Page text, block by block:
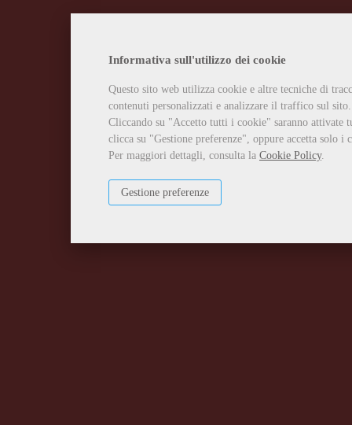
Informativa sull'utilizzo dei cookie
Questo sito web utilizza cookie e altre tecniche di
contenuti personalizzati e analizzare il traffico sul sito.
Cliccando su "Accetto tutti i cookie" saranno attivate
clicca su "Gestione preferenze", oppure accetta solo
Per maggiori dettagli, consulta la Cookie Policy.
Gestione preferenze